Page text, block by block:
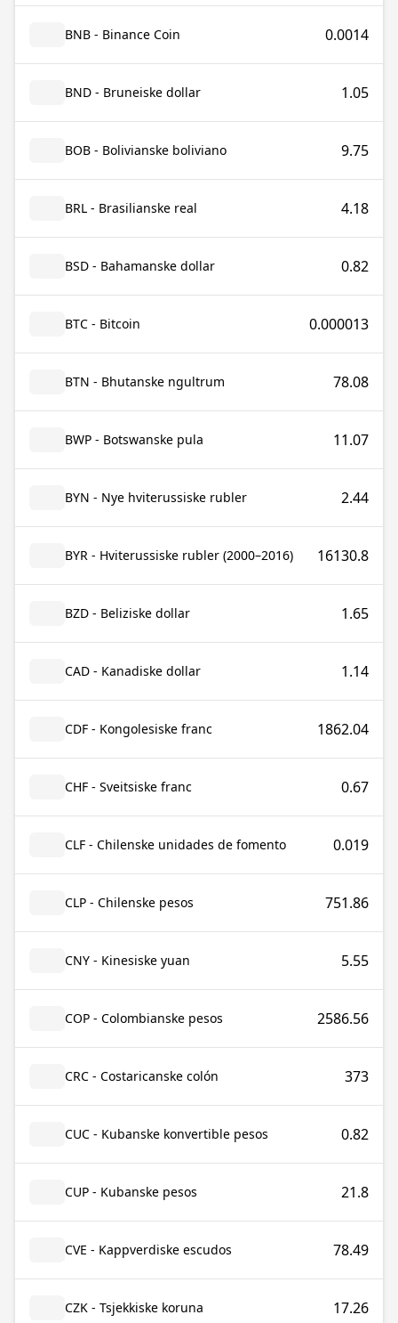
BNB - Binance Coin 0.0014
BND - Bruneiske dollar 1.05
BOB - Bolivianske boliviano 9.75
BRL - Brasilianske real 4.18
BSD - Bahamanske dollar 0.82
BTC - Bitcoin 0.000013
BTN - Bhutanske ngultrum 78.08
BWP - Botswanske pula 11.07
BYN - Nye hviterussiske rubler 2.44
BYR - Hviterussiske rubler (2000–2016) 16130.8
BZD - Beliziske dollar 1.65
CAD - Kanadiske dollar 1.14
CDF - Kongolesiske franc 1862.04
CHF - Sveitsiske franc 0.67
CLF - Chilenske unidades de fomento 0.019
CLP - Chilenske pesos 751.86
CNY - Kinesiske yuan 5.55
COP - Colombianske pesos 2586.56
CRC - Costaricanske colón 373
CUC - Kubanske konvertible pesos 0.82
CUP - Kubanske pesos 21.8
CVE - Kappverdiske escudos 78.49
CZK - Tsjekkiske koruna 17.26